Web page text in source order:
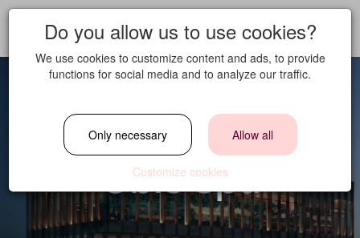
Spa Crew (20%) till
Obie Spa
Do you allow us to use cookies?
We use cookies to customize content and ads, to provide
functions for social media and to analyze our traffic.
Only necessary Allow all
Customize cookies